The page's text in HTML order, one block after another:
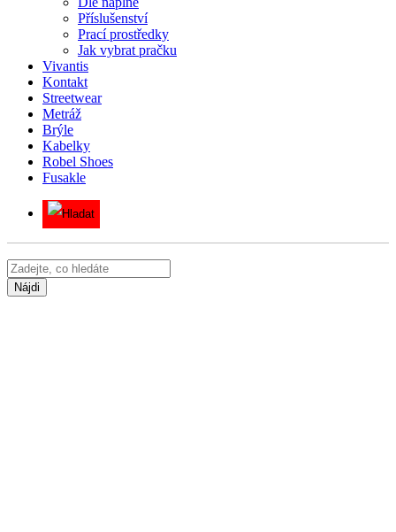
Příslušenství
Prací prostředky
Jak vybrat pračku
Vivantis
Kontakt
Streetwear
Metráž
Brýle
Kabelky
Robel Shoes
Fusakle
Nájdi